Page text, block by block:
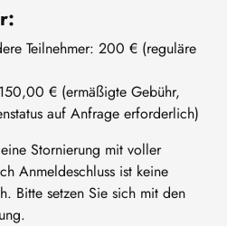
Teilnehmer: 200 € (reguläre
€ (ermäßigte Gebühr,
auf Anfrage erforderlich)
Stornierung mit voller
Anmeldeschluss ist keine
Bitte setzen Sie sich mit den